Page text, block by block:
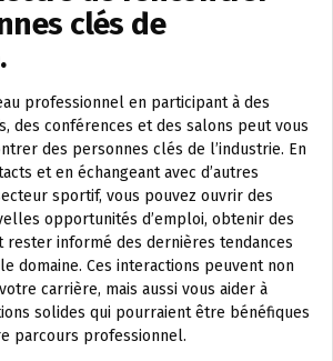
clés de
professionnel en participant à des
des conférences et des salons peut vous
des personnes clés de l’industrie. En
et en échangeant avec d’autres
sportif, vous pouvez ouvrir des
opportunités d’emploi, obtenir des
rester informé des dernières tendances
domaine. Ces interactions peuvent non
carrière, mais aussi vous aider à
solides qui pourraient être bénéfiques
parcours professionnel.